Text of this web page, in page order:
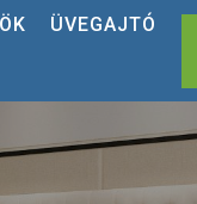
ÜVEGAJTÓ